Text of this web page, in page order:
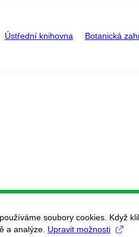
Ústřední knihovna Botanická
soubory cookies. Když
a analýze. Upravit možnosti